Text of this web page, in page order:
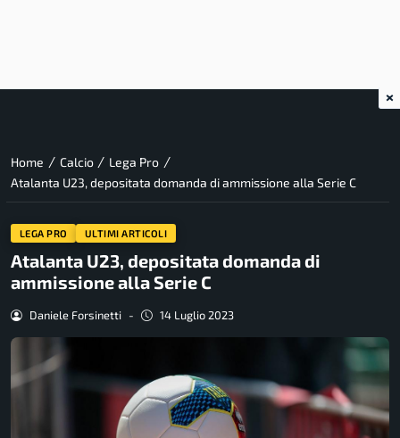
Home / Calcio / Lega Pro /
Atalanta U23, depositata domanda di ammissione alla Serie C
LEGA PRO ULTIMI ARTICOLI
Atalanta U23, depositata domanda di
ammissione alla Serie C
Daniele Forsinetti - 14 Luglio 2023
×